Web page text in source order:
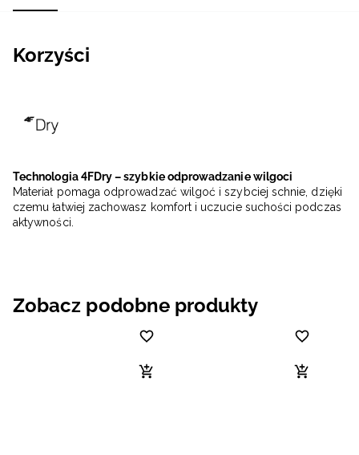
Korzyści
Technologia 4FDry – szybkie odprowadzanie wilgoci
Materiał pomaga odprowadzać wilgoć i szybciej schnie, dzięki
czemu łatwiej zachowasz komfort i uczucie suchości podczas
aktywności.
Zobacz podobne produkty